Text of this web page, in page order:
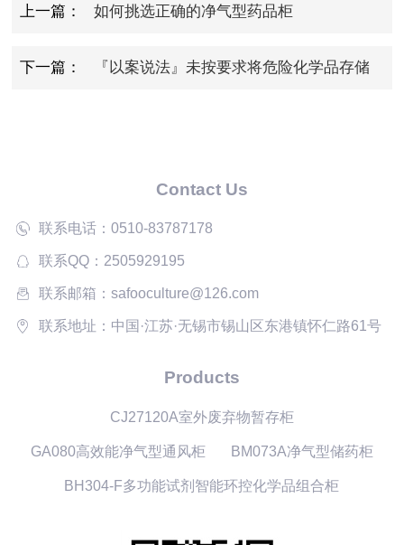
上一篇： 如何挑选正确的净气型药品柜
下一篇： 『以案说法』未按要求将危险化学品存储
Contact Us
联系电话：0510-83787178
联系QQ：2505929195
联系邮箱：safooculture@126.com
联系地址：中国·江苏·无锡市锡山区东港镇怀仁路61号
Products
CJ27120A室外废弃物暂存柜
GA080高效能净气型通风柜 BM073A净气型储药柜
BH304-F多功能试剂智能环控化学品组合柜